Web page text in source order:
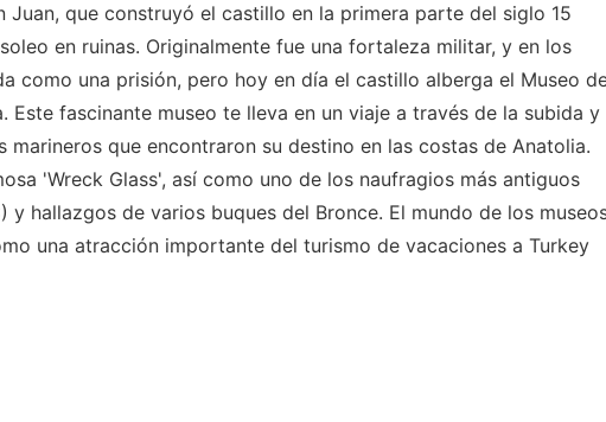
Juan, que construyó el castillo en la primera parte del siglo 15
en ruinas. Originalmente fue una fortaleza militar, y en los
como una prisión, pero hoy en día el castillo alberga el Museo
Este fascinante museo te lleva en un viaje a través de la subida y
marineros que encontraron su destino en las costas de Anatolia.
'Wreck Glass', así como uno de los naufragios más antiguos
y hallazgos de varios buques del Bronce. El mundo de los
una atracción importante del turismo de vacaciones a Turkey